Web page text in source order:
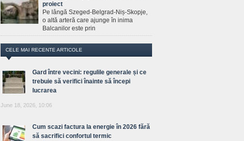
proiect
Pe lângă Szeged-Belgrad-Niș-Skopje,
o altă arteră care ajunge în inima
Balcanilor este prin
CELE MAI RECENTE ARTICOLE
Gard între vecini: regulile generale și ce
trebuie să verifici înainte să începi
lucrarea
June 18, 2026, 10:06
Cum scazi factura la energie în 2026 fără
să sacrifici confortul termic